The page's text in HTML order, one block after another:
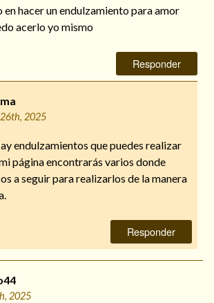
hacer un endulzamiento para amor
acerlo yo mismo
Responder
2025
endulzamientos que puedes realizar
página encontrarás varios donde
a seguir para realizarlos de la manera
Responder
2025